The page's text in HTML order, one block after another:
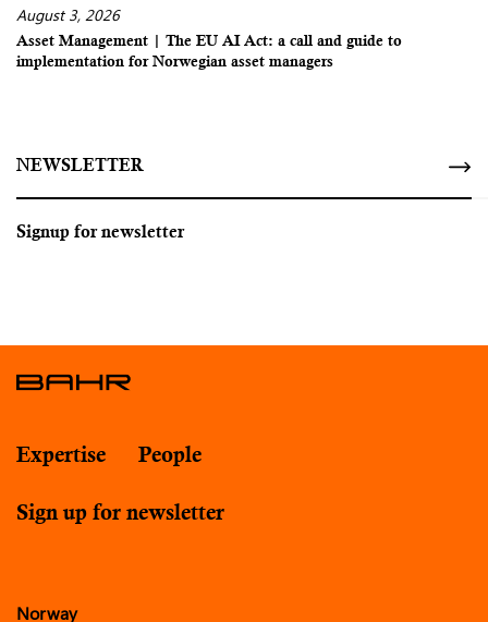
August 3, 2026
Asset Management | The EU AI Act: a call and guide to
implementation for Norwegian asset managers
NEWSLETTER
Signup for newsletter
Expertise People
Sign up for newsletter
Norway